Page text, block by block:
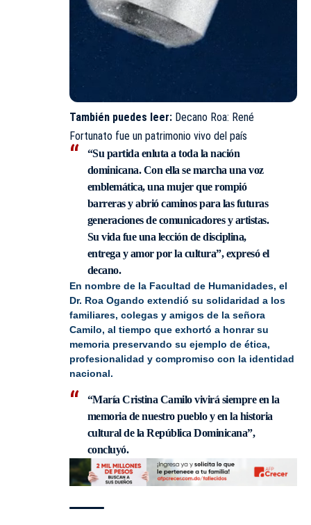
También puedes leer: Decano Roa: René
Fortunato fue un patrimonio vivo del país
“Su partida enluta a toda la nación
dominicana. Con ella se marcha una voz
emblemática, una mujer que rompió
barreras y abrió caminos para las futuras
generaciones de comunicadores y artistas.
Su vida fue una lección de disciplina,
entrega y amor por la cultura”, expresó el
decano.
En nombre de la Facultad de Humanidades, el
Dr. Roa Ogando extendió su solidaridad a los
familiares, colegas y amigos de la señora
Camilo, al tiempo que exhortó a honrar su
memoria preservando su ejemplo de ética,
profesionalidad y compromiso con la identidad
nacional.
“María Cristina Camilo vivirá siempre en la
memoria de nuestro pueblo y en la historia
cultural de la República Dominicana”,
concluyó.